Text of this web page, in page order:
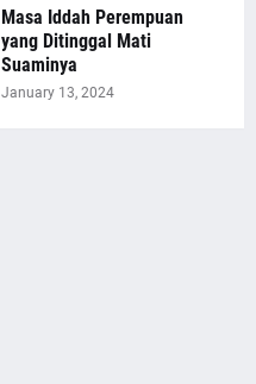
Masa Iddah Perempuan
yang Ditinggal Mati
Suaminya
January 13, 2024